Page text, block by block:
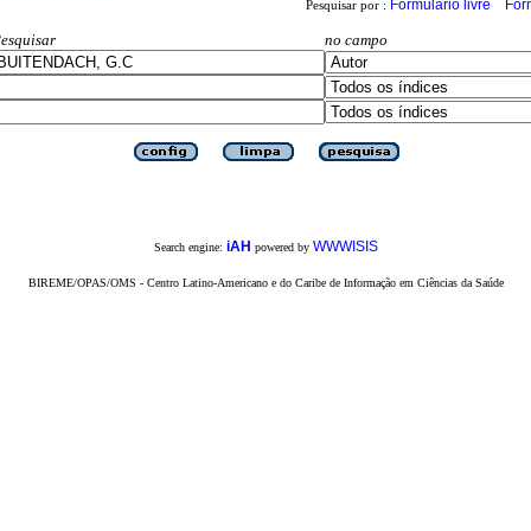
Pesquisar por : Formulário livre
no campo
Search engine: iAH powered by WWWISIS
BIREME/OPAS/OMS - Centro Latino-Americano e do Caribe de Informação em Ciências da Saúde